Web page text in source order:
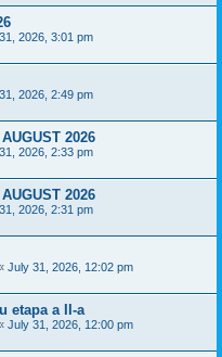
2026, 3:01 pm
2026, 2:49 pm
2026
2026, 2:33 pm
2026
2026, 2:31 pm
July 31, 2026, 12:02 pm
etapa a II-a
July 31, 2026, 12:00 pm